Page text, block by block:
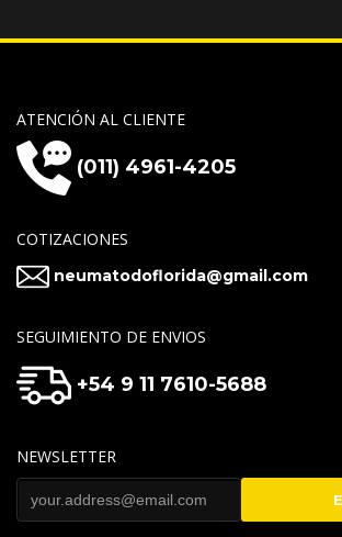
ATENCIÓN AL CLIENTE
(011) 4961-4205
COTIZACIONES
neumatodoflorida@gmail.com
SEGUIMIENTO DE ENVIOS
+54 9 11 7610-5688
NEWSLETTER